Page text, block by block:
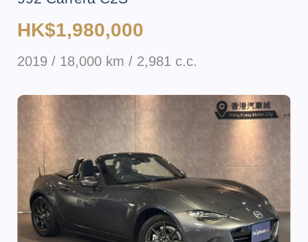
HK$1,980,000
2019 / 18,000 km / 2,981 c.c.